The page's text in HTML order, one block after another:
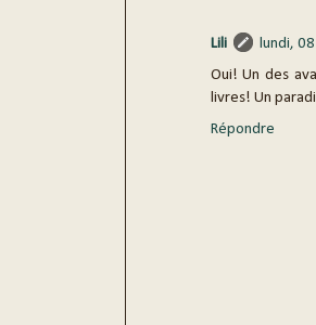
Lili
lundi,
Oui! Un des
livres! Un
Répondre